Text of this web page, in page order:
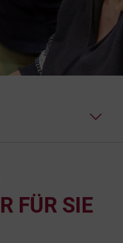
FÜR SIE
Bäder
Beruf &